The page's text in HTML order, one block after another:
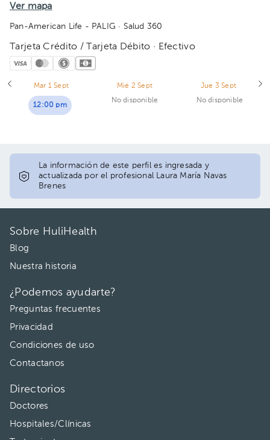
Ver mapa
Pan-American Life - PALIG · Salud 360
Tarjeta Crédito / Tarjeta Débito · Efectivo
Mar 1 Sept
12:00 pm
Mié 2 Sept
No disponible
Jue 3 Sept
No disponible
La información de este perfil es ingresada y
actualizada por el profesional Laura María Navas
Brenes
Sobre HuliHealth
Blog
Nuestra historia
¿Podemos ayudarte?
Preguntas frecuentes
Privacidad
Condiciones de uso
Contactanos
Directorios
Doctores
Hospitales/Clínicas